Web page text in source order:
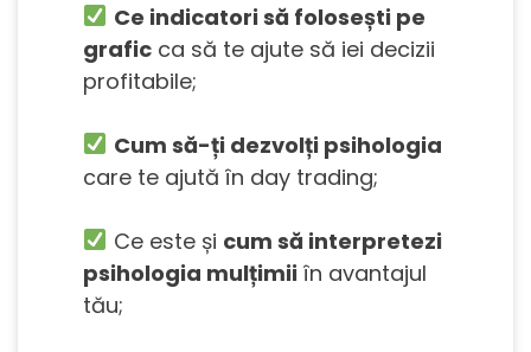
Ce indicatori să folosești pe
grafic ca să te ajute să iei decizii
profitabile;
Cum să-ți dezvolți psihologia
care te ajută în day trading;
Ce este și cum să interpretezi
psihologia mulțimii în avantajul
tău;